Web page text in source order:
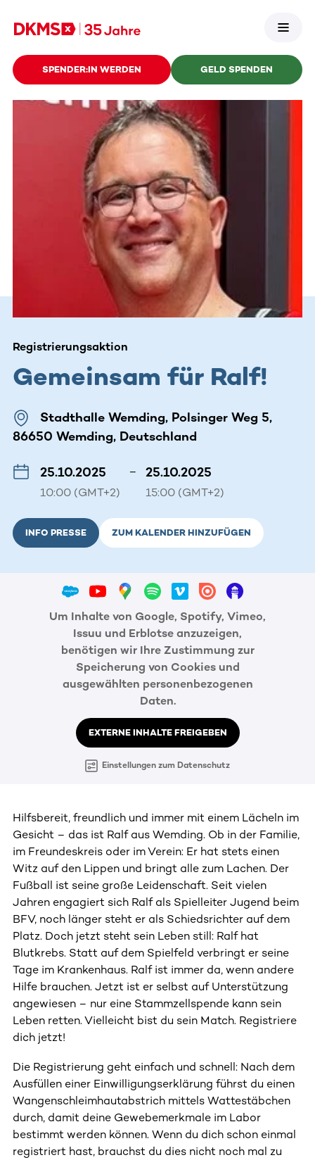
SPENDER:IN WERDEN GELD SPENDEN
Registrierungsaktion
Gemeinsam für Ralf!
Stadthalle Wemding, Polsinger Weg 5,
86650 Wemding, Deutschland
25.10.2025
10:00 (GMT+2)
– 25.10.2025
15:00 (GMT+2)
INFO PRESSE ZUM KALENDER HINZUFÜGEN
Um Inhalte von Google, Spotify, Vimeo,
Issuu und Erblotse anzuzeigen,
benötigen wir Ihre Zustimmung zur
Speicherung von Cookies und
ausgewählten personenbezogenen
Daten.
EXTERNE INHALTE FREIGEBEN
Einstellungen zum Datenschutz
Hilfsbereit, freundlich und immer mit einem Lächeln im
Gesicht – das ist Ralf aus Wemding. Ob in der Familie,
im Freundeskreis oder im Verein: Er hat stets einen
Witz auf den Lippen und bringt alle zum Lachen. Der
Fußball ist seine große Leidenschaft. Seit vielen
Jahren engagiert sich Ralf als Spielleiter Jugend beim
BFV, noch länger steht er als Schiedsrichter auf dem
Platz. Doch jetzt steht sein Leben still: Ralf hat
Blutkrebs. Statt auf dem Spielfeld verbringt er seine
Tage im Krankenhaus. Ralf ist immer da, wenn andere
Hilfe brauchen. Jetzt ist er selbst auf Unterstützung
angewiesen – nur eine Stammzellspende kann sein
Leben retten. Vielleicht bist du sein Match. Registriere
dich jetzt!
Die Registrierung geht einfach und schnell: Nach dem
Ausfüllen einer Einwilligungserklärung führst du einen
Wangenschleimhautabstrich mittels Wattestäbchen
durch, damit deine Gewebemerkmale im Labor
bestimmt werden können. Wenn du dich schon einmal
registriert hast, brauchst du dies nicht noch mal zu